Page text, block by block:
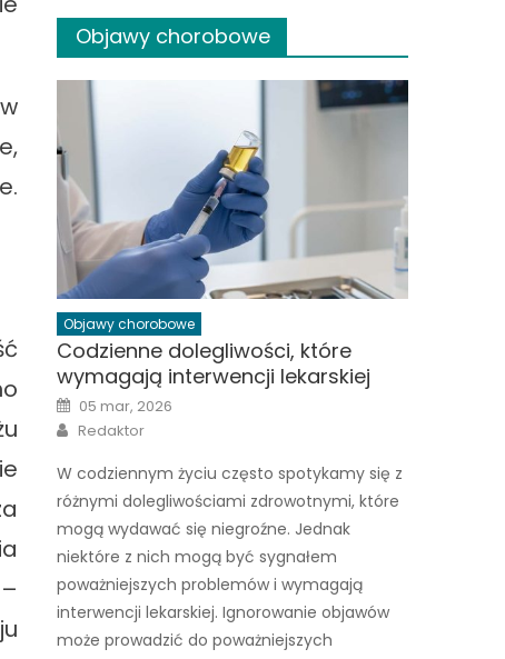
Objawy chorobowe
Objawy chorobowe
Codzienne dolegliwości, które
wymagają interwencji lekarskiej
Posted
on
05 mar, 2026
Author
Redaktor
W codziennym życiu często spotykamy się z
różnymi dolegliwościami zdrowotnymi, które
mogą wydawać się niegroźne. Jednak
niektóre z nich mogą być sygnałem
poważniejszych problemów i wymagają
interwencji lekarskiej. Ignorowanie objawów
może prowadzić do poważniejszych